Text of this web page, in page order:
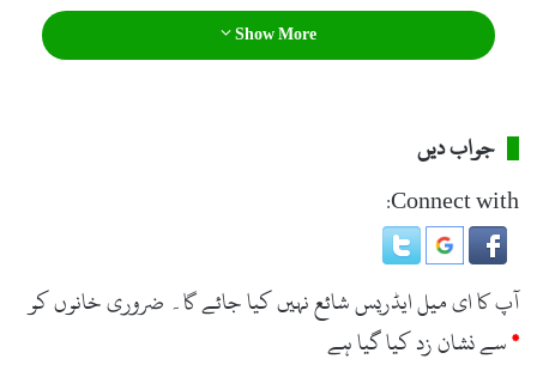
Show More
جواب دیں
Connect with:
آپ کا ای میل ایڈریس شائع نہیں کیا جائے گا۔ ضروری خانوں کو
*سے نشان زد کیا گیا ہے